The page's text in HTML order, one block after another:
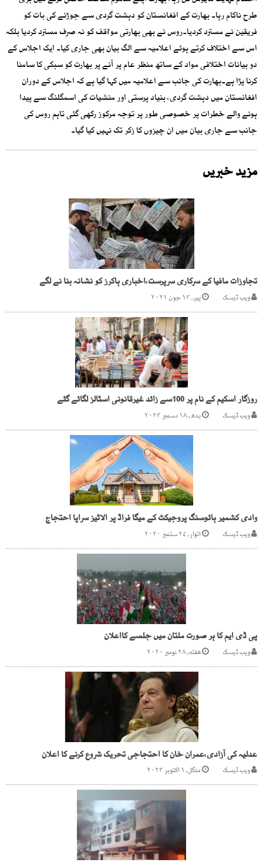
طرح ناکام رہا۔ بھارت کے افغانستان کو دہشت گردی سے جوڑنے کی بات کو
فریقین نے مسترد کردیا۔روس نے بھی بھارتی مو?قف کو نہ صرف مسترد کردیا بلکہ
اس سے اختلاف کرتے ہوئے اعلامیہ سے الگ بیان بھی جاری کیا۔ ایک اجلاس کے
دو بیانات اختلافی مواد کے ساتھ منظر عام پر آنے پر بھارت کو سبکی کا سامنا
کرنا پڑا ہے۔بھارت کی جانب سے اعلامیہ میں کہا گیا ہے کہ اجلاس کے دوران
افغانستان میں دہشت گردی، بنیاد پرستی اور منشیات کی اسمگلنگ سے پیدا
ہونے والے خطرات پر خصوصی طور پر توجہ مرکوز رکھی گئی تاہم روس کی
جانب سے جاری بیان میں ان چیزوں کا زکر تک نہیں کیا گیا۔
مزید خبریں
تجاوزات مافیا کے سرکاری سرپرست،اخباری ہاکرز کو نشانہ بنا نے لگے
ویب ڈیسک پیر, ۱۴ جون ۲۰۲۱
روزگار اسکیم کے نام پر 100سے زائد غیرقانونی اسٹالز لگائے گئے
ویب ڈیسک بدھ, ۱۸ دسمبر ۲۰۲۴
وادی کشمیر ہائوسنگ پروجیکٹ کے میگا فراڈ پر الاٹیز سراپا احتجاج
ویب ڈیسک اتوار, ۲۷ ستمبر ۲۰۲۰
پی ڈی ایم کا ہر صورت ملتان میں جلسے کااعلان
ویب ڈیسک هفته, ۲۸ نومبر ۲۰۲۰
عدلیہ کی آزادی،عمران خان کا احتجاجی تحریک شروع کرنے کا اعلان
ویب ڈیسک منگل, ۱ اکتوبر ۲۰۲۴